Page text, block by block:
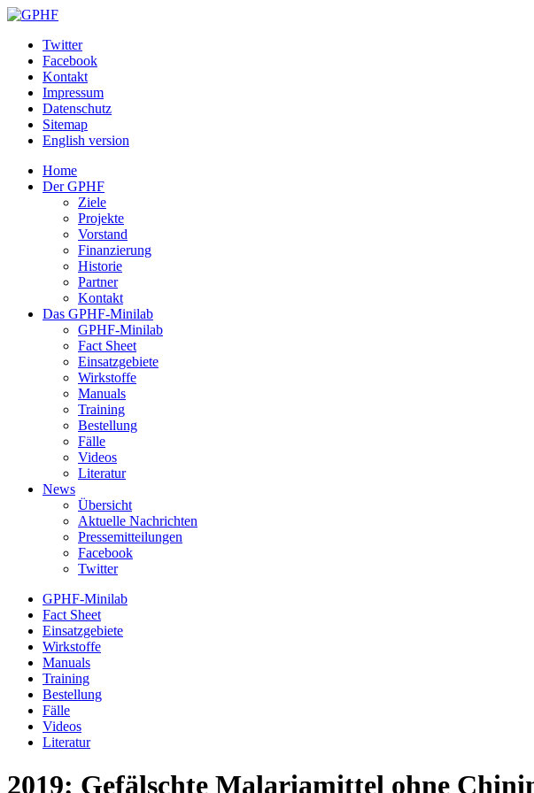
Twitter
Facebook
Kontakt
Impressum
Datenschutz
Sitemap
English version
Home
Der GPHF
Ziele
Projekte
Vorstand
Finanzierung
Historie
Partner
Kontakt
Das GPHF-Minilab
GPHF-Minilab
Fact Sheet
Einsatzgebiete
Wirkstoffe
Manuals
Training
Bestellung
Fälle
Videos
Literatur
News
Übersicht
Aktuelle Nachrichten
Pressemitteilungen
Facebook
Twitter
GPHF-Minilab
Fact Sheet
Einsatzgebiete
Wirkstoffe
Manuals
Training
Bestellung
Fälle
Videos
Literatur
2019: Gefälschte Malariamittel ohne